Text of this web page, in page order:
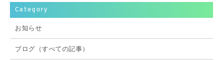
Category
お知らせ
ブログ（すべての記事）